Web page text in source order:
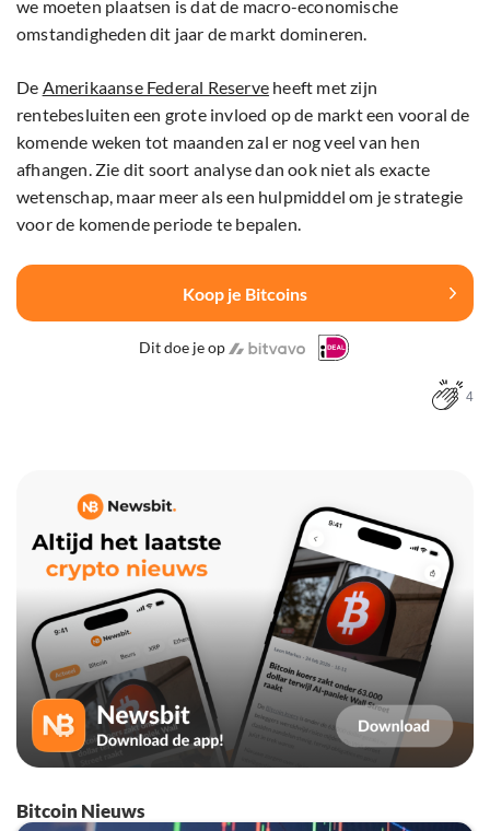
we moeten plaatsen is dat de macro-economische
omstandigheden dit jaar de markt domineren.
De Amerikaanse Federal Reserve heeft met zijn
rentebesluiten een grote invloed op de markt een vooral de
komende weken tot maanden zal er nog veel van hen
afhangen. Zie dit soort analyse dan ook niet als exacte
wetenschap, maar meer als een hulpmiddel om je strategie
voor de komende periode te bepalen.
Koop je Bitcoins
Dit doe je op
4
Bitcoin Nieuws